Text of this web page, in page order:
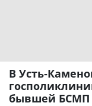
В Усть-
бывшей БСМП